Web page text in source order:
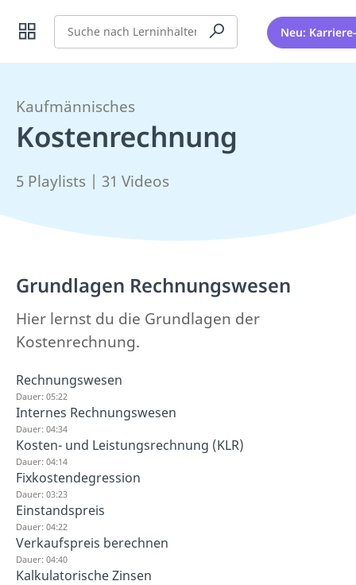
Suche Neu:
Kaufmännisches
Kostenrechnung
5 Playlists | 31 Videos
Grundlagen Rechnungswesen
Hier lernst du die Grundlagen der
Kostenrechnung.
Rechnungswesen
Dauer: 05:22
Internes Rechnungswesen
Dauer: 04:34
Kosten- und Leistungsrechnung (KLR)
Dauer: 04:14
Fixkostendegression
Dauer: 03:23
Einstandspreis
Dauer: 04:22
Verkaufspreis berechnen
Dauer: 04:40
Kalkulatorische Zinsen